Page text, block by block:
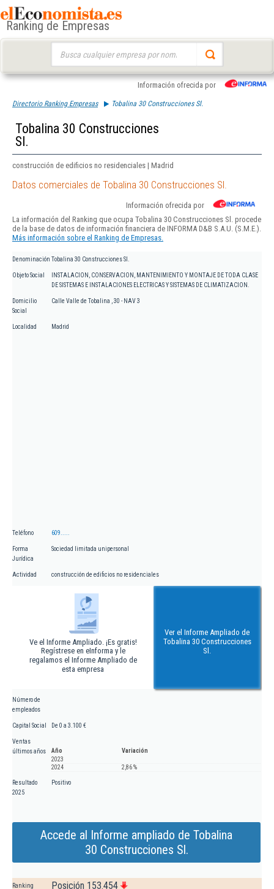
Ranking de Empresas
Información ofrecida por
Directorio Ranking Empresas Tobalina 30 Construcciones Sl.
Tobalina 30 Construcciones
Sl.
construcción de edificios no residenciales | Madrid
Datos comerciales de Tobalina 30 Construcciones Sl.
Información ofrecida por
La información del Ranking que ocupa Tobalina 30 Construcciones Sl. procede
de la base de datos de información financiera de INFORMA D&B S.A.U. (S.M.E.).
Más información sobre el Ranking de Empresas.
Denominación Tobalina 30 Construcciones Sl.
Objeto Social
INSTALACION, CONSERVACION, MANTENIMIENTO Y MONTAJE DE TODA CLASE
DE SISTEMAS E INSTALACIONES ELECTRICAS Y SISTEMAS DE CLIMATIZACION.
Domicilio
Social
Calle Valle de Tobalina , 30 - NAV 3
Localidad Madrid
Teléfono 609.....
Forma
Jurídica
Sociedad limitada unipersonal
Actividad construcción de edificios no residenciales
Ve el Informe Ampliado. ¡Es gratis!
Regístrese en eInforma y le
regalamos el Informe Ampliado de
esta empresa
Ver el Informe Ampliado de
Tobalina 30 Construcciones
Sl.
Número de
empleados
Capital Social De 0 a 3.100 €
Ventas
últimos años
Año
Variación
2023
2024
2,86 %
Resultado
2025
Positivo
Accede al Informe ampliado de Tobalina
30 Construcciones Sl.
Ranking
Posición 153.454